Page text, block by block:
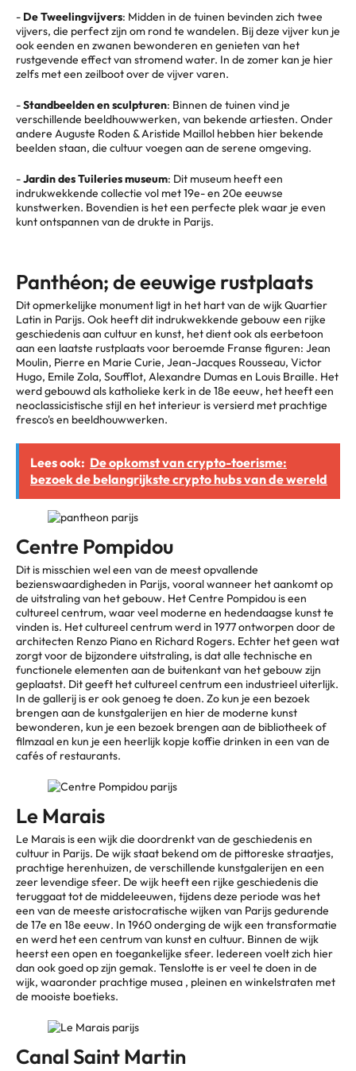
- De Tweelingvijvers: Midden in de tuinen bevinden zich twee
vijvers, die perfect zijn om rond te wandelen. Bij deze vijver kun je
ook eenden en zwanen bewonderen en genieten van het
rustgevende effect van stromend water. In de zomer kan je hier
zelfs met een zeilboot over de vijver varen.
-Standbeelden en sculpturen: Binnen de tuinen vind je
verschillende beeldhouwwerken, van bekende artiesten. Onder
andere Auguste Roden & Aristide Maillol hebben hier bekende
beelden staan, die cultuur voegen aan de serene omgeving.
-Jardin des Tuileries museum: Dit museum heeft een
indrukwekkende collectie vol met 19e- en 20e eeuwse
kunstwerken. Bovendien is het een perfecte plek waar je even
kunt ontspannen van de drukte in Parijs.
Panthéon; de eeuwige rustplaats
Dit opmerkelijke monument ligt in het hart van de wijk Quartier
Latin in Parijs. Ook heeft dit indrukwekkende gebouw een rijke
geschiedenis aan cultuur en kunst, het dient ook als eerbetoon
aan een laatste rustplaats voor beroemde Franse figuren: Jean
Moulin, Pierre en Marie Curie, Jean-Jacques Rousseau, Victor
Hugo, Emile Zola, Soufflot, Alexandre Dumas en Louis Braille. Het
werd gebouwd als katholieke kerk in de 18e eeuw, het heeft een
neoclassicistische stijl en het interieur is versierd met prachtige
fresco's en beeldhouwwerken.
Lees ook: De opkomst van crypto-toerisme:
bezoek de belangrijkste crypto hubs van de wereld
Centre Pompidou
Dit is misschien wel een van de meest opvallende
bezienswaardigheden in Parijs, vooral wanneer het aankomt op
de uitstraling van het gebouw. Het Centre Pompidou is een
cultureel centrum, waar veel moderne en hedendaagse kunst te
vinden is. Het cultureel centrum werd in 1977 ontworpen door de
architecten Renzo Piano en Richard Rogers. Echter het geen wat
zorgt voor de bijzondere uitstraling, is dat alle technische en
functionele elementen aan de buitenkant van het gebouw zijn
geplaatst. Dit geeft het cultureel centrum een industrieel uiterlijk.
In de gallerij is er ook genoeg te doen. Zo kun je een bezoek
brengen aan de kunstgalerijen en hier de moderne kunst
bewonderen, kun je een bezoek brengen aan de bibliotheek of
filmzaal en kun je een heerlijk kopje koffie drinken in een van de
cafés of restaurants.
Le Marais
Le Marais is een wijk die doordrenkt van de geschiedenis en
cultuur in Parijs. De wijk staat bekend om de pittoreske straatjes,
prachtige herenhuizen, de verschillende kunstgalerijen en een
zeer levendige sfeer. De wijk heeft een rijke geschiedenis die
teruggaat tot de middeleeuwen, tijdens deze periode was het
een van de meeste aristocratische wijken van Parijs gedurende
de 17e en 18e eeuw. In 1960 onderging de wijk een transformatie
en werd het een centrum van kunst en cultuur. Binnen de wijk
heerst een open en toegankelijke sfeer. Iedereen voelt zich hier
dan ook goed op zijn gemak. Tenslotte is er veel te doen in de
wijk, waaronder prachtige musea , pleinen en winkelstraten met
de mooiste boetieks.
Canal Saint Martin